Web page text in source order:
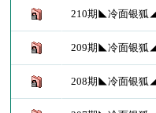
210期◣冷面银狐
209期◣冷面银狐
208期◣冷面银狐